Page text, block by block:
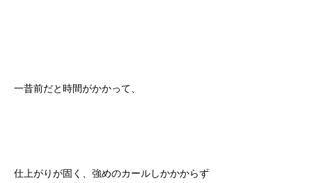
一昔前だと時間がかかって、
仕上がりが固く、強めのカールしかかからず